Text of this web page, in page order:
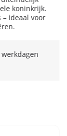
koninkrijk.
ideaal voor